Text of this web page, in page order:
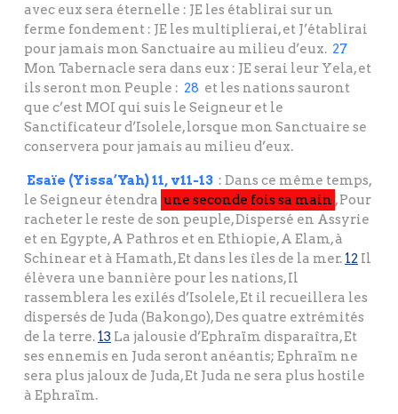
avec eux sera éternelle : JE les établirai sur un
ferme fondement : JE les multiplierai, et J’établirai
pour jamais mon Sanctuaire au milieu d’eux. 27
Mon Tabernacle sera dans eux : JE serai leur Yela, et
ils seront mon Peuple : 28 et les nations sauront
que c’est MOI qui suis le Seigneur et le
Sanctificateur d’Isolele, lorsque mon Sanctuaire se
conservera pour jamais au milieu d’eux.
Esaïe (Yissa’Yah) 11, v11-13 : Dans ce même temps,
le Seigneur étendra une seconde fois sa main , Pour
racheter le reste de son peuple, Dispersé en Assyrie
et en Egypte, A Pathros et en Ethiopie, A Elam, à
Schinear et à Hamath, Et dans les îles de la mer. 12 Il
élèvera une bannière pour les nations, Il
rassemblera les exilés d’Isolele, Et il recueillera les
dispersés de Juda (Bakongo), Des quatre extrémités
de la terre. 13 La jalousie d’Ephraïm disparaîtra, Et
ses ennemis en Juda seront anéantis; Ephraïm ne
sera plus jaloux de Juda, Et Juda ne sera plus hostile
à Ephraïm.